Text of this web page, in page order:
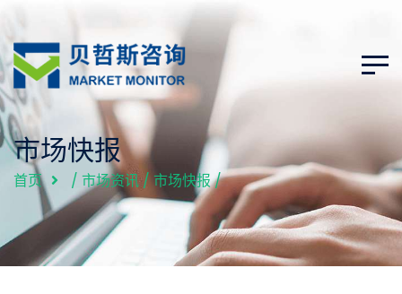
市场快报
首页 / 市场资讯/市场快报/